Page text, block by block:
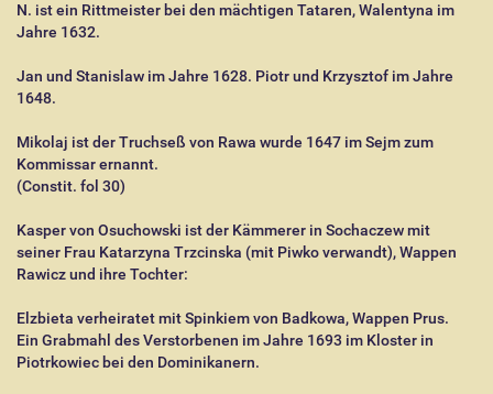
N. ist ein Rittmeister bei den mächtigen Tataren, Walentyna im
Jahre 1632.
Jan und Stanislaw im Jahre 1628. Piotr und Krzysztof im Jahre
1648.
Mikolaj ist der Truchseß von Rawa wurde 1647 im Sejm zum
Kommissar ernannt.
(Constit. fol 30)
Kasper von Osuchowski ist der Kämmerer in Sochaczew mit
seiner Frau Katarzyna Trzcinska (mit Piwko verwandt), Wappen
Rawicz und ihre Tochter:
Elzbieta verheiratet mit Spinkiem von Badkowa, Wappen Prus.
Ein Grabmahl des Verstorbenen im Jahre 1693 im Kloster in
Piotrkowiec bei den Dominikanern.